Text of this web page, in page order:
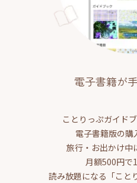
電子書籍が
ことりっぷガイド
電子書籍版の購
旅行・お出かけ中
月額500円で
読み放題になる「こと